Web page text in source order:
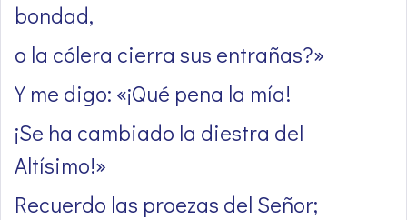
bondad,
o la cólera cierra sus entrañas?»
Y me digo: «¡Qué pena la mía!
¡Se ha cambiado la diestra del
Altísimo!»
Recuerdo las proezas del Señor;